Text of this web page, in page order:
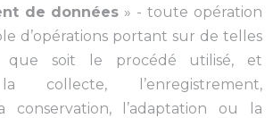
de données » - toute opération
d’opérations portant sur de telles
que soit le procédé utilisé, et
collecte, l’enregistrement,
conservation, l’adaptation ou la